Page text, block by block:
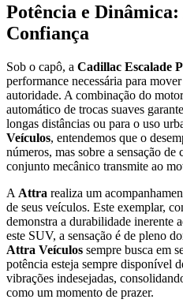
Potência e
Confiança
Sob o capô, a Cadillac Escalade
performance necessária para
autoridade. A combinação do
automático de trocas suaves
longas distâncias ou para o uso
Veículos, entendemos que o
números, mas sobre a sensação
conjunto mecânico transmite ao
A Attra realiza um
de seus veículos. Este exemplar,
demonstra a durabilidade
este SUV, a sensação é de pleno
Attra Veículos sempre busca em
potência esteja sempre disponível
vibrações indesejadas,
como um momento de prazer.